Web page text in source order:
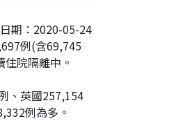
短
網
址
頁
期：2020-05-24
例(含69,745
院隔離中。
、英國257,154
例為多。